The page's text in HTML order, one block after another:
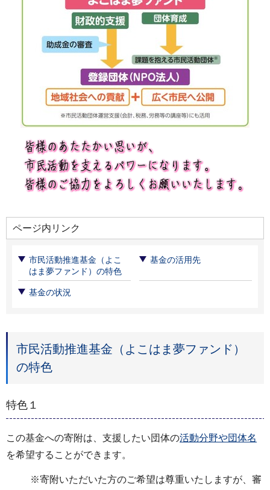
ページ内リンク
市民活動推進基金（よこ
はま夢ファンド）の特色
基金の活用先
基金の状況
市民活動推進基金（よこはま夢ファンド）
の特色
特色１
この基金への寄附は、支援したい団体の活動分野や団体名
を希望することができます。
※寄附いただいた方のご希望は尊重いたしますが、審